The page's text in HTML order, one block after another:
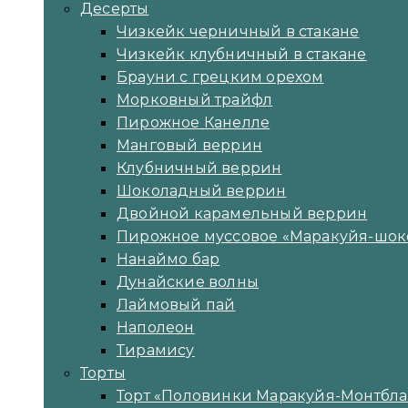
Десерты
Чизкейк черничный в стакане
Чизкейк клубничный в стакане
Брауни с грецким орехом
Морковный трайфл
Пирожное Канелле
Манговый веррин
Клубничный веррин
Шоколадный веррин
Двойной карамельный веррин
Пирожное муссовое «Маракуйя-
Нанаймо бар
Дунайские волны
Лаймовый пай
Наполеон
Тирамису
Торты
Торт «Половинки Маракуйя-